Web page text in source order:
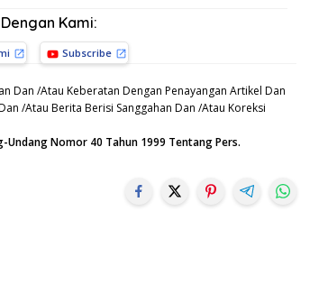
Kami:
Subscribe
Dan /Atau Keberatan Dengan Penayangan Artikel Dan
/Atau Berita Berisi Sanggahan Dan /Atau Koreksi
Undang Nomor 40 Tahun 1999 Tentang Pers.